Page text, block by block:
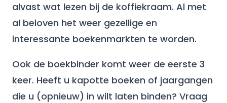
alvast wat lezen bij de koffiekraam. Al met
al beloven het weer gezellige en
interessante boekenmarkten te worden.
Ook de boekbinder komt weer de eerste 3
keer. Heeft u kapotte boeken of jaargangen
die u (opnieuw) in wilt laten binden? Vraag